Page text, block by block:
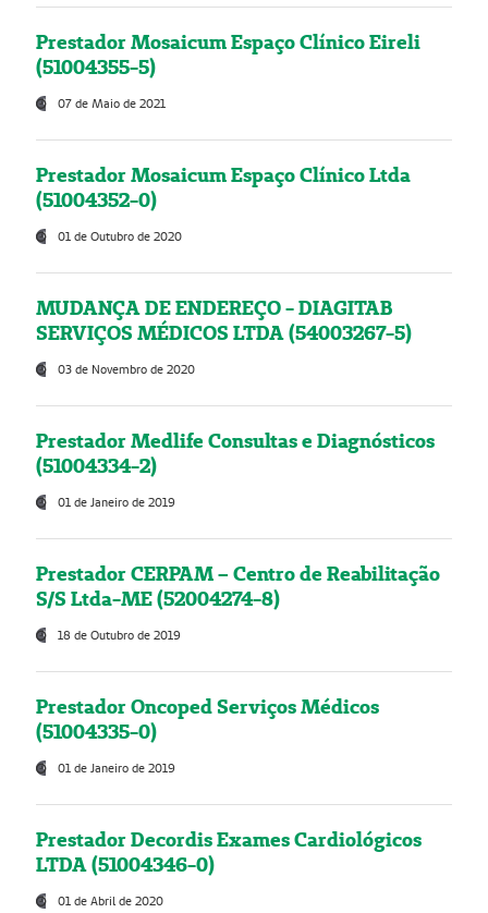
Prestador Mosaicum Espaço Clínico Eireli
(51004355-5)
07 de Maio de 2021
Prestador Mosaicum Espaço Clínico Ltda
(51004352-0)
01 de Outubro de 2020
MUDANÇA DE ENDEREÇO - DIAGITAB
SERVIÇOS MÉDICOS LTDA (54003267-5)
03 de Novembro de 2020
Prestador Medlife Consultas e Diagnósticos
(51004334-2)
01 de Janeiro de 2019
Prestador CERPAM – Centro de Reabilitação
S/S Ltda-ME (52004274-8)
18 de Outubro de 2019
Prestador Oncoped Serviços Médicos
(51004335-0)
01 de Janeiro de 2019
Prestador Decordis Exames Cardiológicos
LTDA (51004346-0)
01 de Abril de 2020